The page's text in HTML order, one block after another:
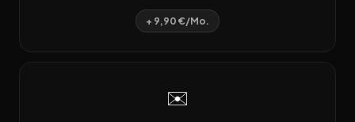
+ 9,90 €/Mo.
✉️